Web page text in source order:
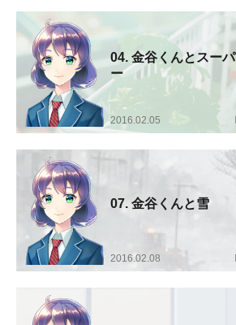
04. 金谷くんとスーパ
ー
2016.02.05
07. 金谷くんと雪
2016.02.08